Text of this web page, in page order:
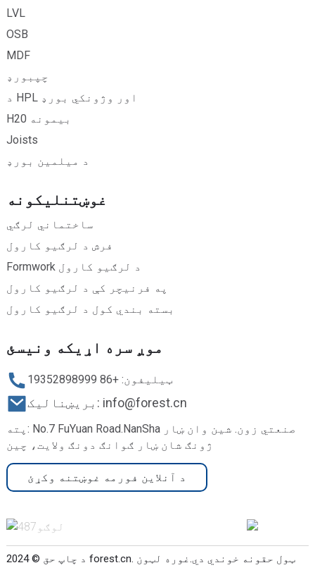
LVL
OSB
MDF
چپبورډ
د HPL اور وژونکي بورډ
H20 بیمونه
Joists
د میلمین بورډ
غوښتنلیکونه
ساختماني لرګي
فرش د لرګیو کارول
Formwork د لرګیو کارول
په فرنیچر کې د لرګیو کارول
بسته بندي کول د لرګیو کارول
موږ سره اړیکه ونیسئ
ټیلیفون: +86 19352898999
بریښنالیک: info@forest.cn
پته: No.7 FuYuan Road.NanSha صنعتي زون. شین وان ښار
ژونګ شان ښار ګوانګ دونګ ولایت، چین
د آنلاین فورمه غوښتنه وکړئ
د چاپ حق © 2024 forest.cn. ټول حقونه خوندي دي.غوره لټون